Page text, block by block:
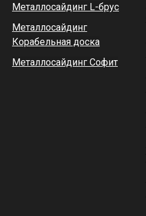
Металлосайдинг L-брус
Металлосайдинг
Корабельная доска
Металлосайдинг Софит